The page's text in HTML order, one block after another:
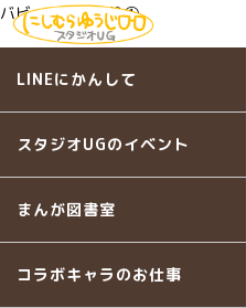
バビュンとまつり①
LINEにかんして
スタジオUGのイベント
まんが図書室
コラボキャラのお仕事